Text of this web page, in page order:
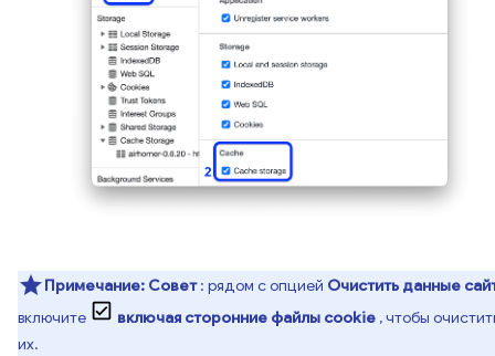
Примечание: Совет: рядом с опцией Очистить данные
включите
включая сторонние файлы cookie , чтобы
их.